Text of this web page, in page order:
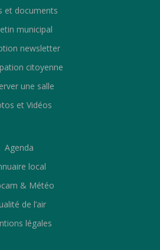
et documents
municipal
newsletter
citoyenne
une salle
et Vidéos
Agenda
local
& Météo
de l’air
légales